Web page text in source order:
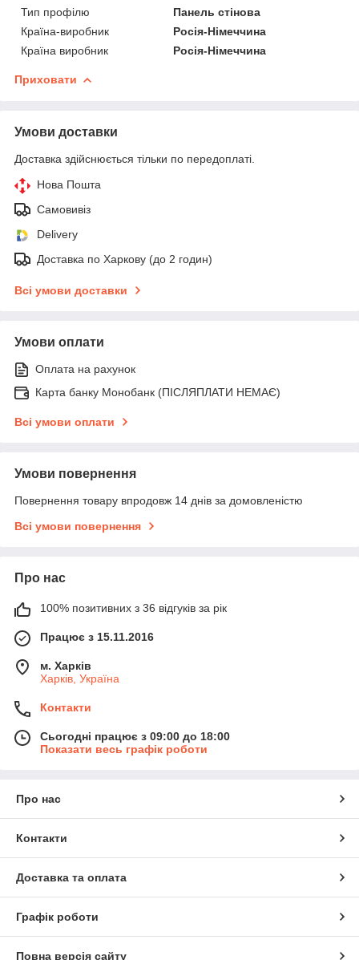
Тип профілю
Панель стінова
Країна-виробник
Росія-Німеччина
Країна виробник
Росія-Німеччина
Приховати
Умови доставки
Доставка здійснюється тільки по передоплаті.
Нова Пошта
Самовивіз
Delivery
Доставка по Харкову (до 2 годин)
Всі умови доставки
Умови оплати
Оплата на рахунок
Карта банку Монобанк (ПІСЛЯПЛАТИ НЕМАЄ)
Всі умови оплати
Умови повернення
Повернення товару впродовж 14 днів за домовленістю
Всі умови повернення
Про нас
100% позитивних з 36 відгуків за рік
Працює з 15.11.2016
м. Харків
Харків, Україна
Контакти
Сьогодні працює з 09:00 до 18:00
Показати весь графік роботи
Про нас
Контакти
Доставка та оплата
Графік роботи
Повна версія сайту